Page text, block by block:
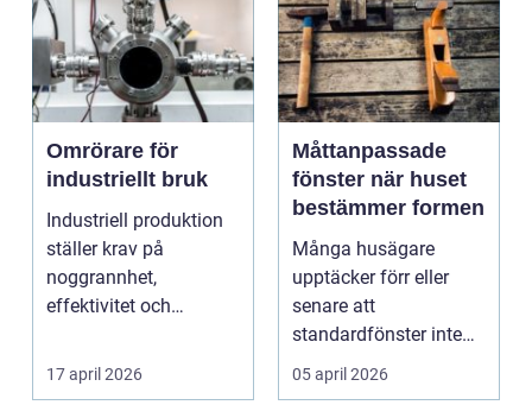
Omrörare för
industriellt bruk
Industriell produktion
ställer krav på
noggrannhet,
effektivitet och
17 april 2026
Måttanpassade
fönster när huset
bestämmer formen
Många husägare
upptäcker förr eller
senare att
standardfönster inte
riktigt passar. Kanske
är huset ...
05 april 2026